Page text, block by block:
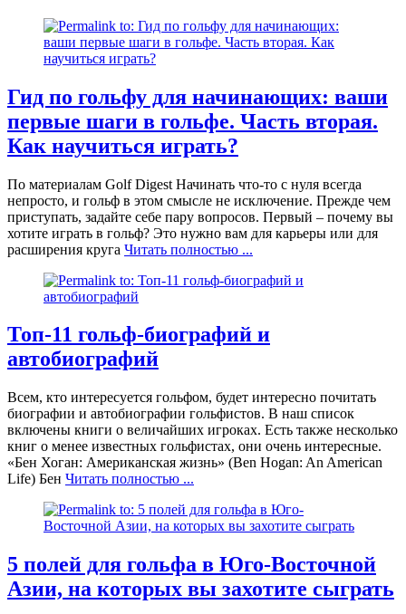
Гид по гольфу для начинающих: ваши
первые шаги в гольфе. Часть вторая.
Как научиться играть?
По материалам Golf Digest Начинать что-то с нуля всегда
непросто, и гольф в этом смысле не исключение. Прежде чем
приступать, задайте себе пару вопросов. Первый – почему вы
хотите играть в гольф? Это нужно вам для карьеры или для
расширения круга Читать полностью ...
Топ-11 гольф-биографий и
автобиографий
Всем, кто интересуется гольфом, будет интересно почитать
биографии и автобиографии гольфистов. В наш список
включены книги о величайших игроках. Есть также несколько
книг о менее известных гольфистах, они очень интересные.
«Бен Хоган: Американская жизнь» (Ben Hogan: An American
Life) Бен Читать полностью ...
5 полей для гольфа в Юго-Восточной
Азии, на которых вы захотите сыграть